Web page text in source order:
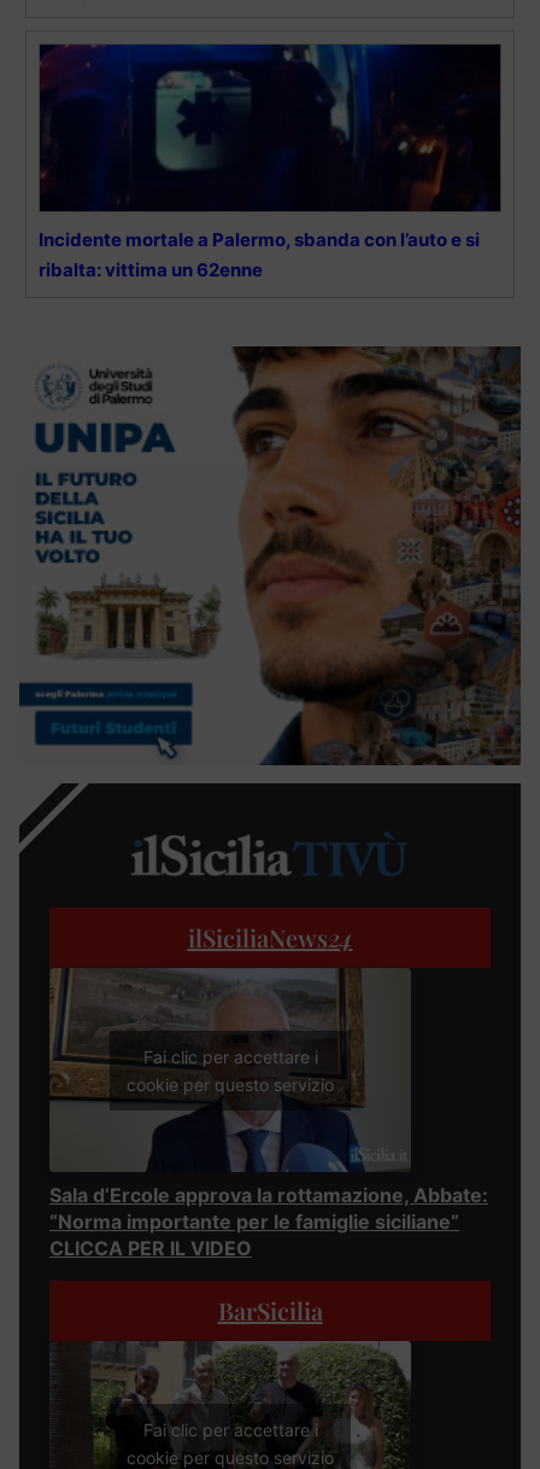
Incidente mortale a Palermo, sbanda con l’auto e si
ribalta: vittima un 62enne
ilSiciliaNews24
Fai clic per accettare i
cookie per questo servizio
Sala d’Ercole approva la rottamazione, Abbate:
“Norma importante per le famiglie siciliane”
CLICCA PER IL VIDEO
BarSicilia
Fai clic per accettare i
cookie per questo servizio